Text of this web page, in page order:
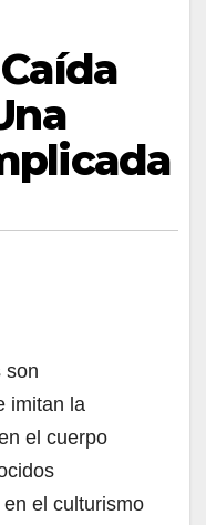
son
imitan la
el cuerpo
el culturismo